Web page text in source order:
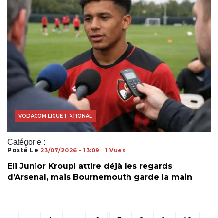
Catégorie :
FOOTBALL INTERNATIONAL
VODACOM LIGUE 1
Posté Le 23/07/2026 - 13:09 1 Vues
Eli Junior Kroupi attire déjà les regards
d’Arsenal, mais Bournemouth garde la main